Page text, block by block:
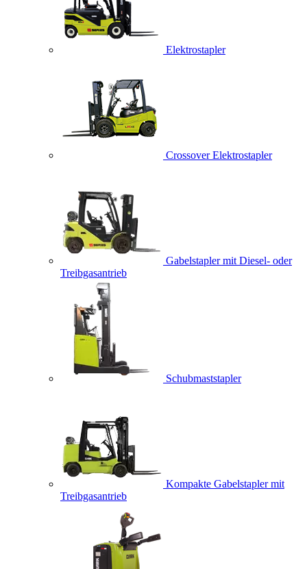
Elektrostapler
Crossover Elektrostapler
Gabelstapler mit Diesel- oder
Treibgasantrieb
Schubmaststapler
Kompakte Gabelstapler mit
Treibgasantrieb